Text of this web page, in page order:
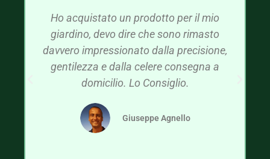
Ho acquistato un prodotto per il mio
giardino, devo dire che sono rimasto
davvero impressionato dalla precisione,
gentilezza e dalla celere consegna a
domicilio. Lo Consiglio.
Giuseppe Agnello